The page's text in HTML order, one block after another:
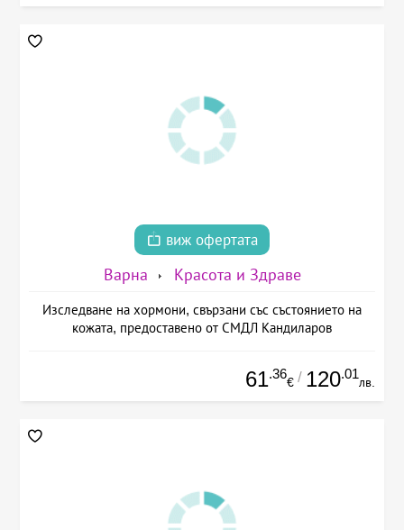
виж офертата
Варна Красота и Здраве
Изследване на хормони, свързани със състоянието на
кожата, предоставено от СМДЛ Кандиларов
61.36
€ / 120.01
лв.